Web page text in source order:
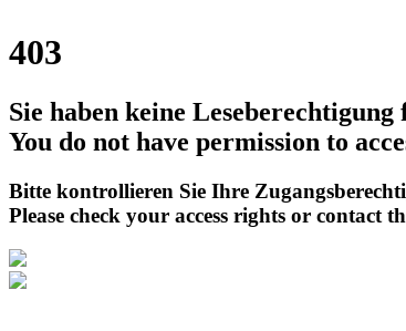
403
Sie haben keine
You do not have permission to
Bitte kontrollieren Sie Ihre
Please check your access rights or contact